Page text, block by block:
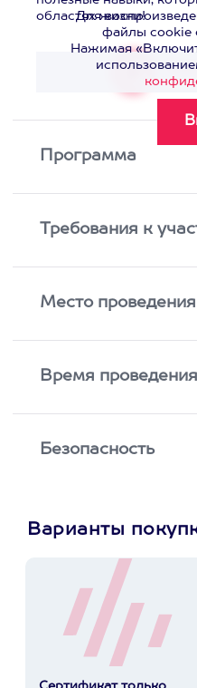
областях жизни!
Для
файлы cookie
Нажимая
Программа
Требования к
Место проведения
Время проведения
Безопасность
Варианты